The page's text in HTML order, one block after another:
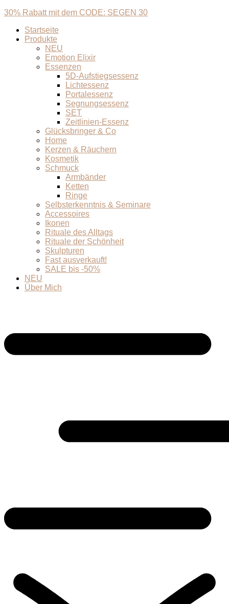
30% Rabatt mit dem CODE: SEGEN 30
Startseite
Produkte
NEU
Emotion Elixir
Essenzen
5D-Aufstiegsessenz
Lichtessenz
Portalessenz
Segnungsessenz
SET
Zeitlinien-Essenz
Glücksbringer & Co
Home
Kerzen & Räuchern
Kosmetik
Schmuck
Armbänder
Ketten
Ringe
Selbsterkenntnis & Seminare
Accessoires
Ikonen
Rituale des Alltags
Rituale der Schönheit
Skulpturen
Fast ausverkauft!
SALE bis -50%
NEU
Über Mich